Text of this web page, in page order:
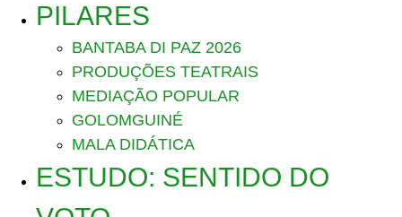
PILARES
BANTABA DI PAZ 2026
PRODUÇÕES TEATRAIS
MEDIAÇÃO POPULAR
GOLOMGUINÉ
MALA DIDÁTICA
ESTUDO: SENTIDO DO